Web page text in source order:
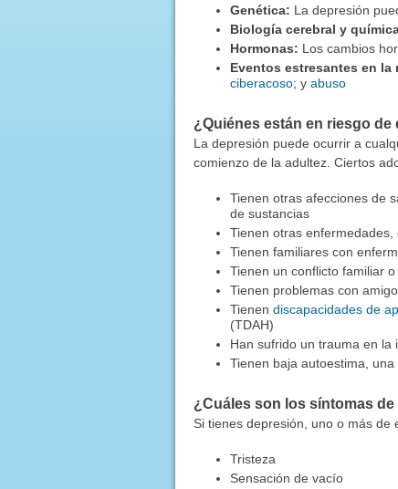
Genética: La depresión
Biología cerebral y
Hormonas: Los cambios
Eventos estresantes en la
ciberacoso; y abuso
¿Quiénes están en riesgo
La depresión puede ocurrir a
comienzo de la adultez. Ciertos
Tienen otras afecciones de
de sustancias
Tienen otras enfermedades,
Tienen familiares con
Tienen un conflicto familiar
Tienen problemas con
Tienen discapacidades de
(TDAH)
Han sufrido un trauma en la
Tienen baja autoestima,
¿Cuáles son los síntomas
Si tienes depresión, uno o más
Tristeza
Sensación de vacío